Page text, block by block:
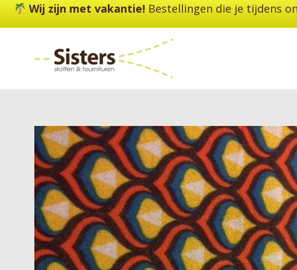
Wij zijn met vakantie! Bestellingen die je tijdens
inhoud